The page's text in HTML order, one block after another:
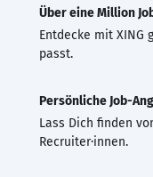
Über eine Million
Entdecke mit XING
passt.
Persönliche Job-
Lass Dich finden
Recruiter·innen.